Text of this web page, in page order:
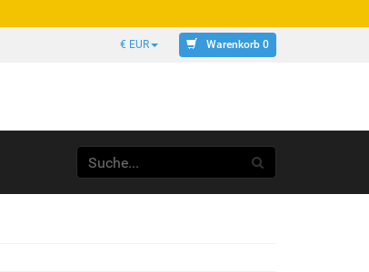
€ EUR Warenkorb 0